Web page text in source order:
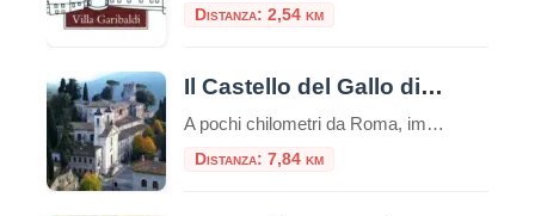
Distanza: 2,54 km
Il Castello del Gallo di Mandela
A pochi chilometri da Roma, immerso nella quiete della Valle dell’Aniene, sorge il borgo di Mandela. Qui, come una gemma incastonata nella roccia, si erge il Castello del Gallo, un maniero che racchiude secoli di storia e un fascino letterario senza tempo, circondato da giardini che sono un vero e proprio trionfo di colori e […]
Distanza: 7,84 km